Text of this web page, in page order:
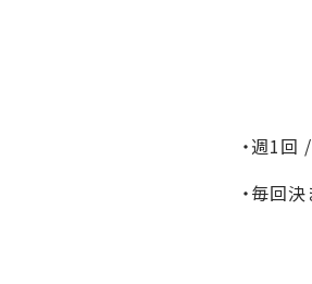
・週1回
・毎回